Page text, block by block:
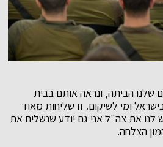
שלנו הביתה, ונראה אותם בבית
ומי לשיקום. זו שליחות מאוד
לנו את צה"ל אני גם יודע שנשלים את
הצלחה.